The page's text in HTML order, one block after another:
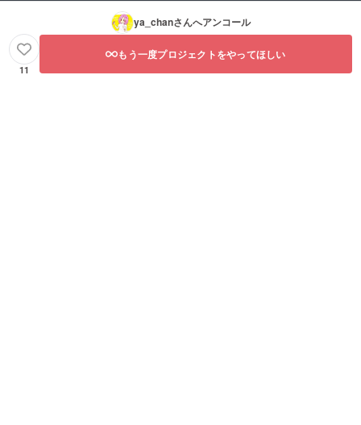
ya_chanさんへアンコール
11
もう一度プロジェクトをやってほしい